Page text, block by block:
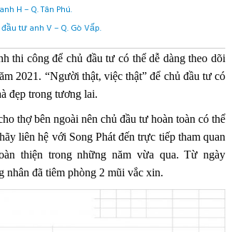
H – Q. Tân Phú.
tư anh V – Q. Gò Vấp.
thi công để chủ đầu tư có thể dễ dàng theo dõi
2021. “Người thật, việc thật” để chủ đầu tư có
đẹp trong tương lai.
thợ bên ngoài nên chủ đầu tư hoàn toàn có thể
liên hệ với Song Phát đến trực tiếp tham quan
thiện trong những năm vừa qua. Từ ngày
nhân đã tiêm phòng 2 mũi vắc xin.